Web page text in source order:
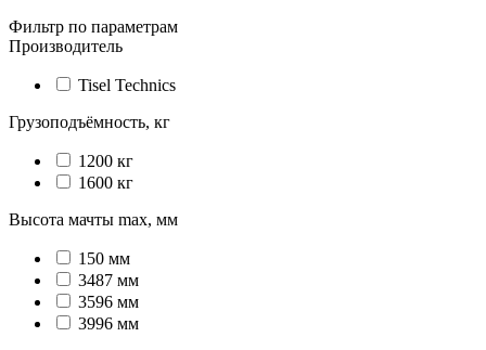
Фильтр по параметрам
Производитель
Tisel Technics
Грузоподъёмность, кг
1200 кг
1600 кг
Высота мачты max, мм
150 мм
3487 мм
3596 мм
3996 мм